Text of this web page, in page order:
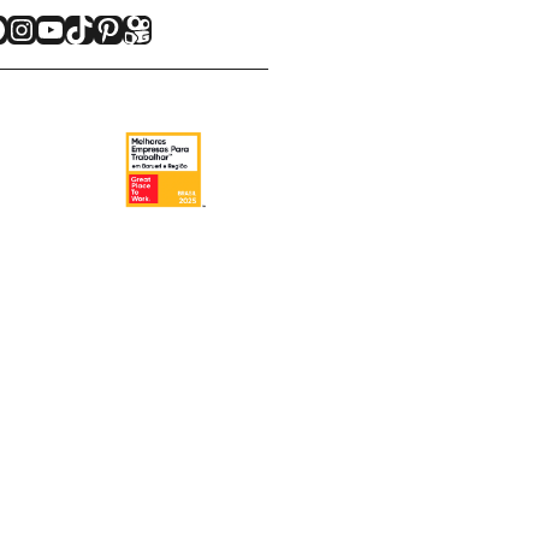
Instagram
Youtube
TikTok
Pinterest
Kwai